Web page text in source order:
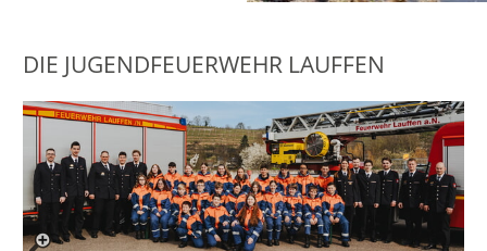
DIE JUGENDFEUERWEHR LAUFFEN